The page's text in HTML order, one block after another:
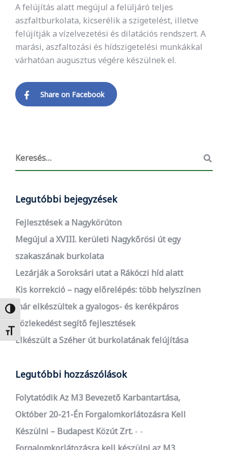
Nagy kontraszt váltása
Betűméret váltása
A felújítás alatt megújul a felüljáró teljes
aszfaltburkolata, kicserélik a szigetelést, illetve
felújítják a vízelvezetési és dilatációs rendszert. A
marási, aszfaltozási és hídszigetelési munkákkal
várhatóan augusztus végére készülnek el.
Share on Facebook
Legutóbbi bejegyzések
Fejlesztések a Nagykörúton
Megújul a XVIII. kerületi Nagykőrösi út egy
szakaszának burkolata
Lezárják a Soroksári utat a Rákóczi híd alatt
Kis korrekció – nagy előrelépés: több helyszínen
már elkészültek a gyalogos- és kerékpáros
közlekedést segítő fejlesztések
Elkészült a Széher út burkolatának felújítása
Legutóbbi hozzászólások
Folytatódik Az M3 Bevezető Karbantartása,
Október 20-21-Én Forgalomkorlátozásra Kell
Készülni – Budapest Közút Zrt.
-